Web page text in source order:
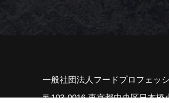
一般社団法人フードプロフェッ
〒103-0016 東京都中央区日本